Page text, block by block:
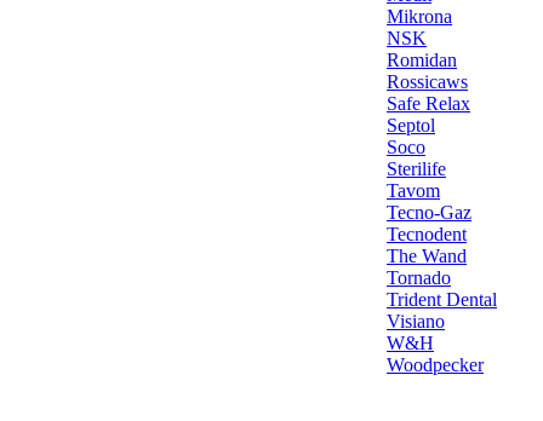
Mikrona
NSK
Romidan
Rossicaws
Safe Relax
Septol
Soco
Sterilife
Tavom
Tecno-Gaz
Tecnodent
The Wand
Tornado
Trident Dental
Visiano
W&H
Woodpecker